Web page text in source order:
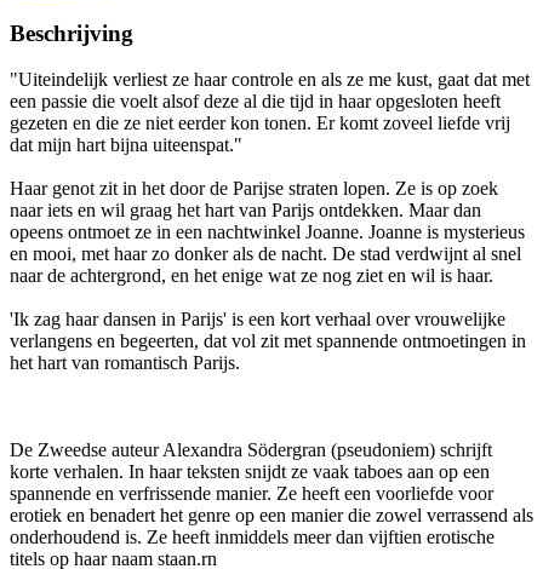
Beschrijving
"Uiteindelijk verliest ze haar controle en als ze me kust, gaat dat met
een passie die voelt alsof deze al die tijd in haar opgesloten heeft
gezeten en die ze niet eerder kon tonen. Er komt zoveel liefde vrij
dat mijn hart bijna uiteenspat."
Haar genot zit in het door de Parijse straten lopen. Ze is op zoek
naar iets en wil graag het hart van Parijs ontdekken. Maar dan
opeens ontmoet ze in een nachtwinkel Joanne. Joanne is mysterieus
en mooi, met haar zo donker als de nacht. De stad verdwijnt al snel
naar de achtergrond, en het enige wat ze nog ziet en wil is haar.
'Ik zag haar dansen in Parijs' is een kort verhaal over vrouwelijke
verlangens en begeerten, dat vol zit met spannende ontmoetingen in
het hart van romantisch Parijs.
De Zweedse auteur Alexandra Södergran (pseudoniem) schrijft
korte verhalen. In haar teksten snijdt ze vaak taboes aan op een
spannende en verfrissende manier. Ze heeft een voorliefde voor
erotiek en benadert het genre op een manier die zowel verrassend als
onderhoudend is. Ze heeft inmiddels meer dan vijftien erotische
titels op haar naam staan.rn